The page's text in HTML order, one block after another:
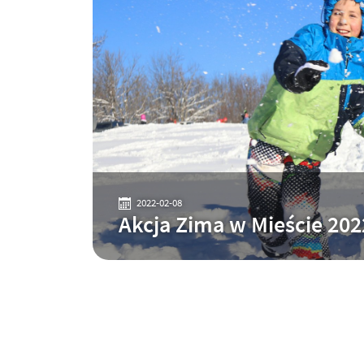
2022-02-08
Akcja Zima w Mieście